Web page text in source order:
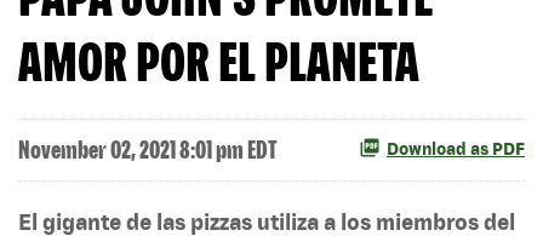
AMOR POR EL PLANETA
November 02, 2021 8:01 pm EDT Download as PDF
El gigante de las pizzas utiliza a los miembros del